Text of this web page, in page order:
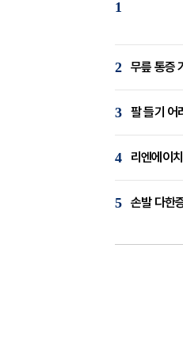
1
2 무릎 통증
3 팔 들기 어
4 리엔에이
5 손발 다한